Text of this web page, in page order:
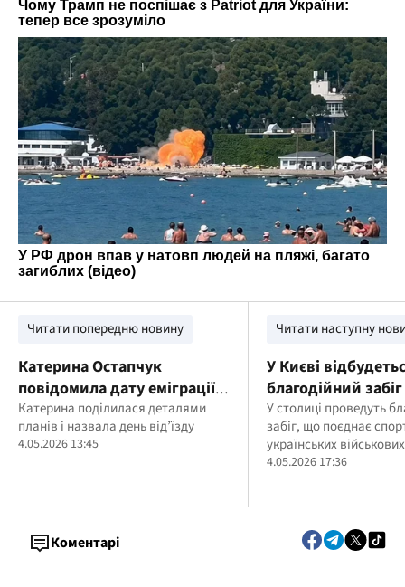
Читати попередню новину
Катерина Остапчук
повідомила дату еміграції
до Канади та плани перед
від’їздом
Катерина поділилася деталями
планів і назвала день від’їзду
4.05.2026 13:45
Читати наступну
У Києві
благодійний
Europe" на
військових
У столиці проведуть
забіг, що поєднає
українських військових
4.05.2026 17:36
Коментарі